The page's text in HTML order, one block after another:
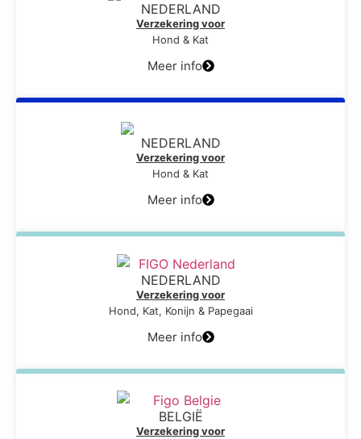
NEDERLAND
Verzekering voor
Hond & Kat
Meer info
NEDERLAND
Verzekering voor
Hond & Kat
Meer info
NEDERLAND
Verzekering voor
Hond, Kat, Konijn & Papegaai
Meer info
BELGIË
Verzekering voor